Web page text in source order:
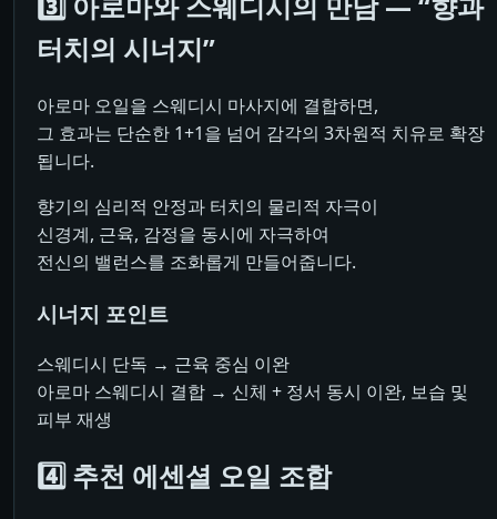
터치의 시너지”
아로마 오일을 스웨디시 마사지에 결합하면,
그 효과는 단순한 1+1을 넘어 감각의 3차원적 치유로 확장
됩니다.
향기의 심리적 안정과 터치의 물리적 자극이
신경계, 근육, 감정을 동시에 자극하여
전신의 밸런스를 조화롭게 만들어줍니다.
시너지 포인트
스웨디시 단독 → 근육 중심 이완
아로마 스웨디시 결합 → 신체 + 정서 동시 이완, 보습 및
피부 재생
4️⃣ 추천 에센셜 오일 조합